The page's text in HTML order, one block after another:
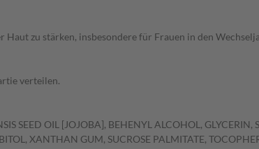
zu stärken, insbesondere für Frauen in den
verteilen.
SEED OIL [JOJOBA], BEHENYL ALCOHOL,
XANTHAN GUM, SUCROSE PALMITATE,